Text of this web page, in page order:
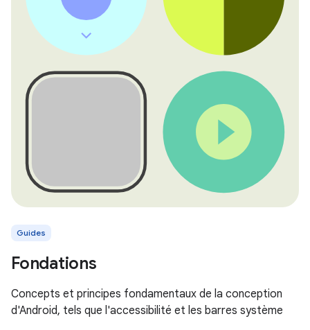
Guides
Fondations
Concepts et principes fondamentaux de la conception
d'Android, tels que l'accessibilité et les barres système